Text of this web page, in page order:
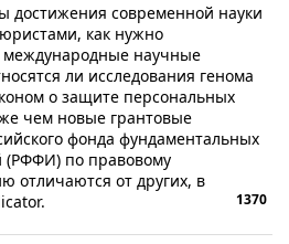
достижения современной науки
как нужно
международные научные
ли исследования генома
о защите персональных
чем новые грантовые
фонда фундаментальных
(РФФИ) по правовому
отличаются от других, в
1370